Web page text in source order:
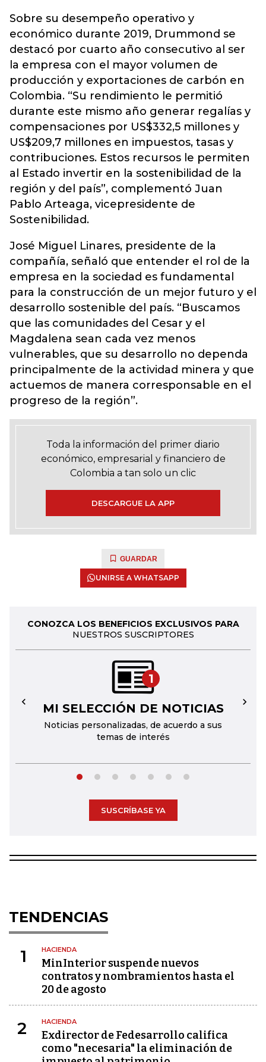
Sobre su desempeño operativo y
económico durante 2019, Drummond se
destacó por cuarto año consecutivo al ser
la empresa con el mayor volumen de
producción y exportaciones de carbón en
Colombia. “Su rendimiento le permitió
durante este mismo año generar regalías y
compensaciones por US$332,5 millones y
US$209,7 millones en impuestos, tasas y
contribuciones. Estos recursos le permiten
al Estado invertir en la sostenibilidad de la
región y del país”, complementó Juan
Pablo Arteaga, vicepresidente de
Sostenibilidad.
José Miguel Linares, presidente de la
compañía, señaló que entender el rol de la
empresa en la sociedad es fundamental
para la construcción de un mejor futuro y el
desarrollo sostenible del país. “Buscamos
que las comunidades del Cesar y el
Magdalena sean cada vez menos
vulnerables, que su desarrollo no dependa
principalmente de la actividad minera y que
actuemos de manera corresponsable en el
progreso de la región”.
Toda la información del primer diario
económico, empresarial y financiero de
Colombia a tan solo un clic
DESCARGUE LA APP
GUARDAR
UNIRSE A WHATSAPP
CONOZCA LOS BENEFICIOS EXCLUSIVOS PARA
NUESTROS SUSCRIPTORES
1
MI SELECCIÓN DE NOTICIAS
Noticias personalizadas, de acuerdo a sus
temas de interés
← →
SUSCRÍBASE YA
TENDENCIAS
1 HACIENDA
MinInterior suspende nuevos
contratos y nombramientos hasta el
20 de agosto
2 HACIENDA
Exdirector de Fedesarrollo califica
como "necesaria" la eliminación de